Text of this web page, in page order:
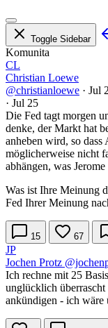
Toggle Sidebar
Komunita
CL
Christian Loewe
@christianloewe · Jul
· Jul 25
Die Fed tagt morgen
denke, der Markt hat
anheben wird, so dass
möglicherweise nicht
abhängen, was
Was ist Ihre Meinung
Fed Ihrer Meinung
15 67
JP
Jochen Protz
Ich rechne mit 25
unglücklich
ankündigen - ich wäre